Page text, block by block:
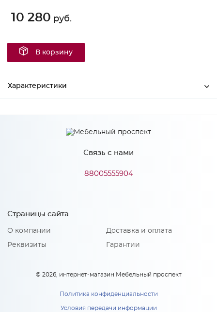
10 280 руб.
В корзину
Характеристики
Ширина 3000
600
3
ЛакКом
Особенности
Толщина - 3 мм.
Связь с нами
88005555904
Страницы сайта
О компании
Реквизиты
Доставка и оплата
Гарантии
© 2026, интернет-магазин Мебельный проспект
Политика конфиденциальности
Условия передачи информации